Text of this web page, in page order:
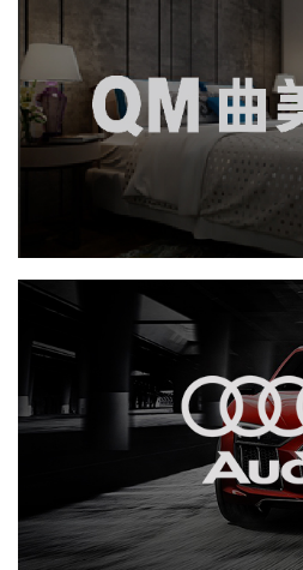
曲美
品牌官网 社区网站
电商网站
家具家居
一汽
电商网站 汽车行